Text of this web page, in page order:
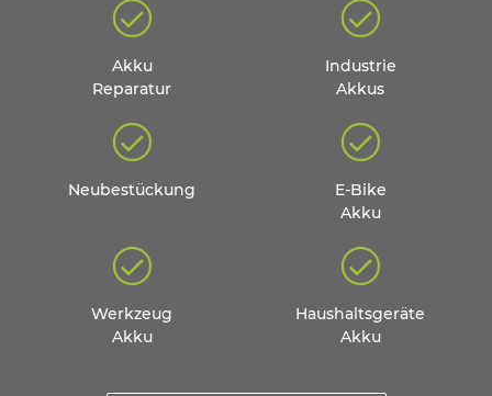
Akku
Reparatur
Industrie
Akkus
Neubestückung
E-Bike
Akku
Werkzeug
Akku
Haushaltsgeräte
Akku